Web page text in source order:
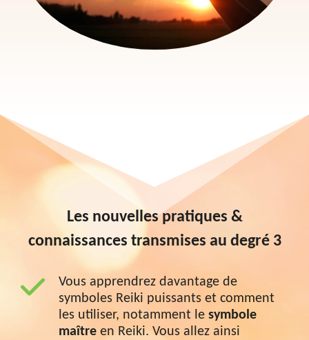
Les nouvelles pratiques &
connaissances transmises au degré 3
Vous apprendrez davantage de
symboles Reiki puissants et comment
les utiliser, notamment le symbole
maître en Reiki. Vous allez ainsi